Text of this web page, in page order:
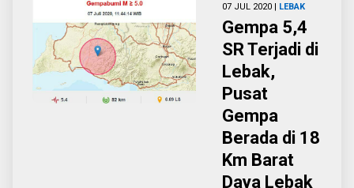
07 JUL 2020 | LEBAK
Gempa 5,4
SR Terjadi di
Lebak,
Pusat
Gempa
Berada di 18
Km Barat
Daya Lebak